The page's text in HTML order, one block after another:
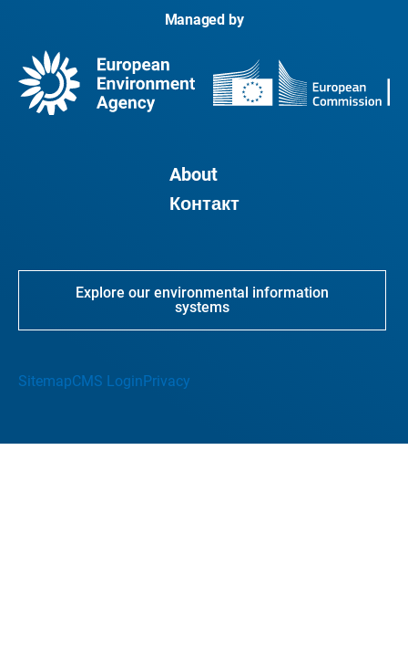
Managed by
About
Контакт
Explore our environmental information
systems
SitemapCMS Login Privacy